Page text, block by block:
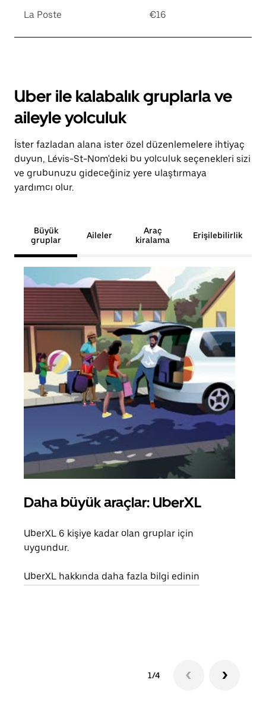
La Poste €16
Uber ile kalabalık gruplarla ve
aileyle yolculuk
İster fazladan alana ister özel düzenlemelere ihtiyaç
duyun, Lévis-St-Nom'deki bu yolculuk seçenekleri sizi
ve grubunuzu gideceğiniz yere ulaştırmaya
yardımcı olur.
Büyük
gruplar
Aileler
Araç
kiralama
Erişilebilirlik
Daha büyük araçlar: UberXL
UberXL 6 kişiye kadar olan gruplar için
uygundur.
UberXL hakkında daha fazla bilgi edinin
1/4